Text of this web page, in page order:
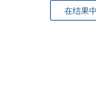
在结果